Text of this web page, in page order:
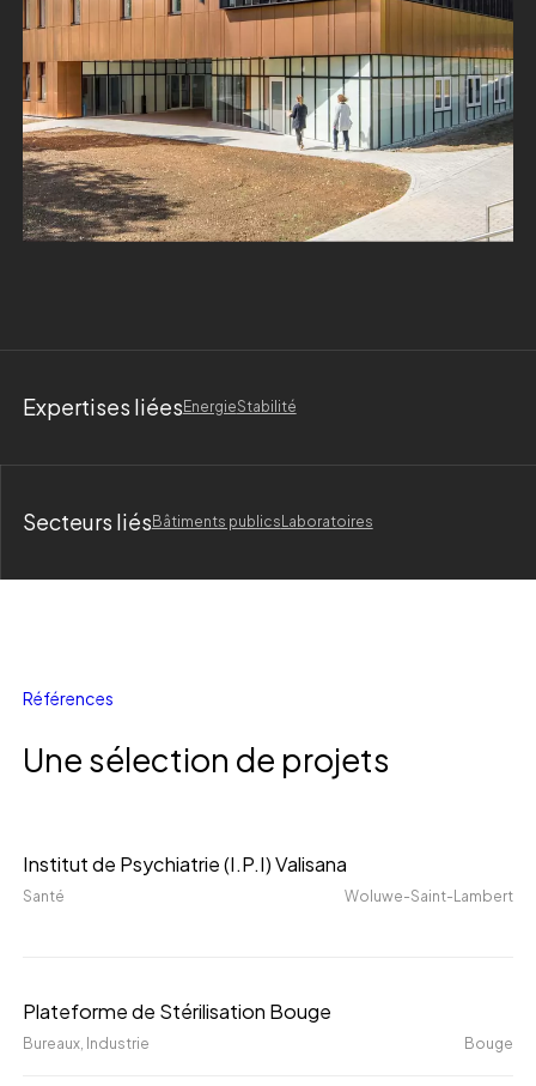
Expertises liéesEnergieStabilité
Secteurs liésBâtiments publics Laboratoires
Références
Une sélection de projets
Institut de Psychiatrie (I.P.I) Valisana
Santé Woluwe-Saint-Lambert
Plateforme de Stérilisation Bouge
Bureaux, Industrie Bouge